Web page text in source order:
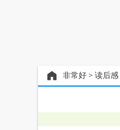
非常好 > 读后感